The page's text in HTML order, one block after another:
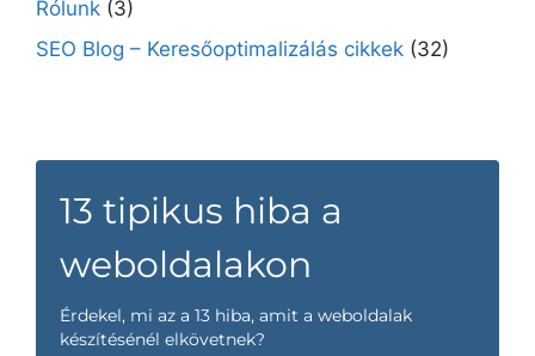
Rólunk (3)
SEO Blog – Keresőoptimalizálás cikkek (32)
13 tipikus hiba a
weboldalakon
Érdekel, mi az a 13 hiba, amit a weboldalak
készítésénél elkövetnek?